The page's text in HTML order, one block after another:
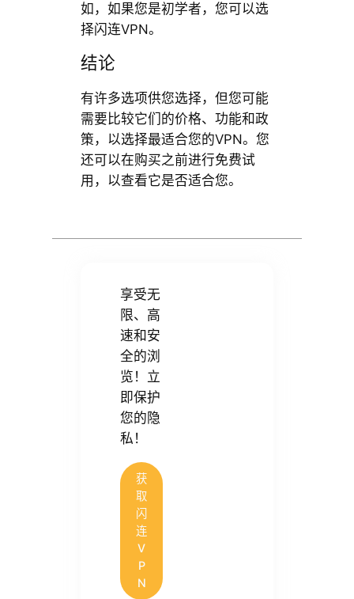
如，如果您是初学者，您可以选
择闪连VPN。
结论
有许多选项供您选择，但您可能
需要比较它们的价格、功能和政
策，以选择最适合您的VPN。您
还可以在购买之前进行免费试
用，以查看它是否适合您。
享受无
限、高
速和安
全的浏
览！立
即保护
您的隐
私！
获
取
闪
连
V
P
N